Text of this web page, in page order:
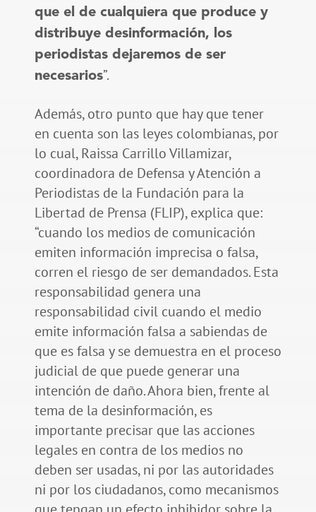
que el de cualquiera que produce y
distribuye desinformación, los
periodistas dejaremos de ser
necesarios”.
Además, otro punto que hay que tener
en cuenta son las leyes colombianas, por
lo cual, Raissa Carrillo Villamizar,
coordinadora de Defensa y Atención a
Periodistas de la Fundación para la
Libertad de Prensa (FLIP), explica que:
“cuando los medios de comunicación
emiten información imprecisa o falsa,
corren el riesgo de ser demandados. Esta
responsabilidad genera una
responsabilidad civil cuando el medio
emite información falsa a sabiendas de
que es falsa y se demuestra en el proceso
judicial de que puede generar una
intención de daño. Ahora bien, frente al
tema de la desinformación, es
importante precisar que las acciones
legales en contra de los medios no
deben ser usadas, ni por las autoridades
ni por los ciudadanos, como mecanismos